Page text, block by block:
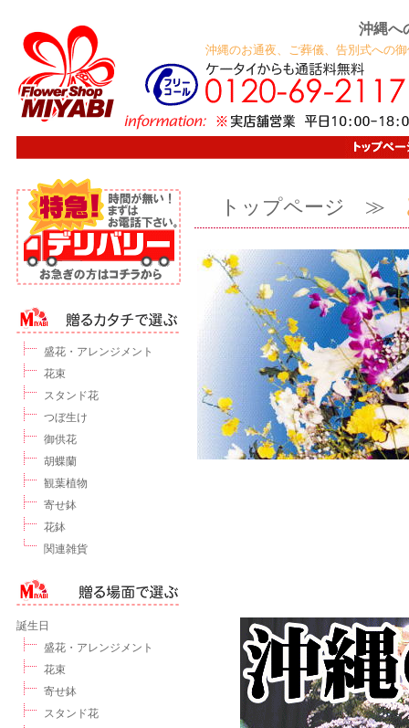
沖縄へ
沖縄のお通夜、ご葬儀、告別式への
盛花・アレンジメント
花束
スタンド花
つぼ生け
御供花
胡蝶蘭
観葉植物
寄せ鉢
花鉢
関連雑貨
誕生日
盛花・アレンジメント
花束
寄せ鉢
スタンド花
トップページ ≫